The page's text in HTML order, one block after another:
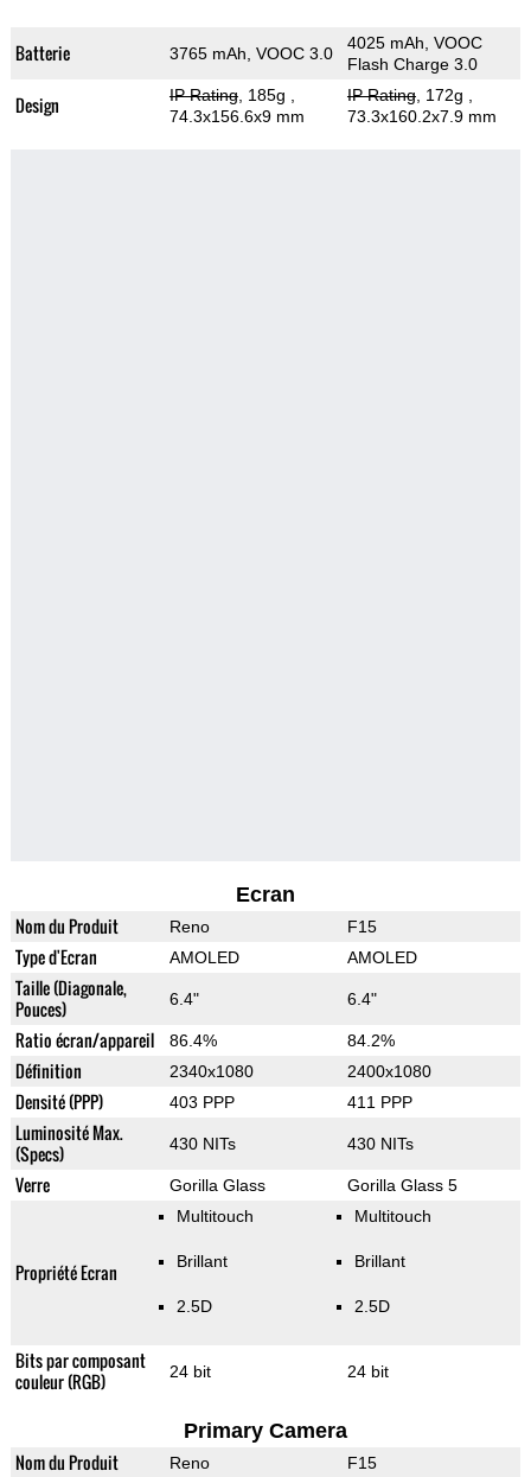
Batterie 3765 mAh, VOOC 3.0
4025 mAh, VOOC
Flash Charge 3.0
Design IP Rating, 185g
74.3x156.6x9 mm
IP Rating, 172g
73.3x160.2x7.9 mm
Ecran
Nom du Produit Reno F15
Type d'Ecran AMOLED AMOLED
Taille (Diagonale,
Pouces)
6.4" 6.4"
Ratio écran/appareil 86.4% 84.2%
Définition 2340x1080 2400x1080
Densité (PPP) 403 PPP 411 PPP
Luminosité Max.
(Specs)
430 NITs 430 NITs
Verre Gorilla Glass Gorilla Glass 5
Propriété Ecran
Multitouch
Brillant
2.5D
Multitouch
Brillant
2.5D
Bits par composant
couleur (RGB)
24 bit 24 bit
Primary Camera
Nom du Produit Reno F15